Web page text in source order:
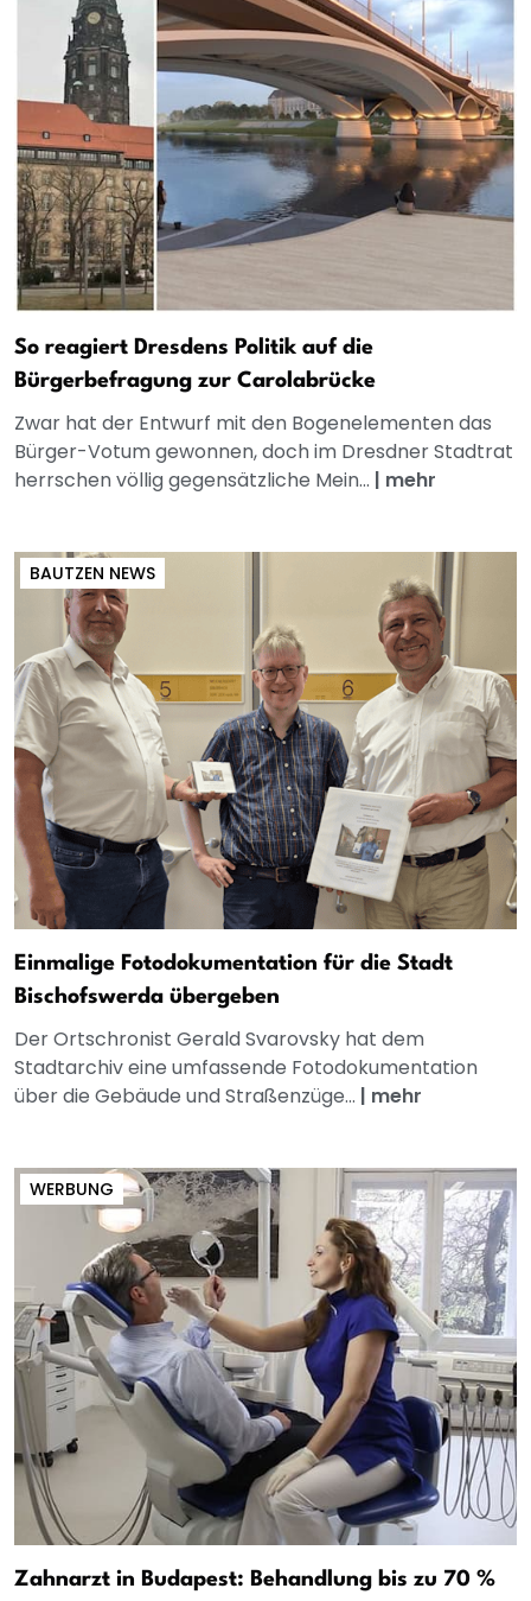
So reagiert Dresdens Politik auf die
Bürgerbefragung zur Carolabrücke
Zwar hat der Entwurf mit den Bogenelementen das
Bürger-Votum gewonnen, doch im Dresdner Stadtrat
herrschen völlig gegensätzliche Mein... | mehr
BAUTZEN NEWS
Einmalige Fotodokumentation für die Stadt
Bischofswerda übergeben
Der Ortschronist Gerald Svarovsky hat dem
Stadtarchiv eine umfassende Fotodokumentation
über die Gebäude und Straßenzüge... | mehr
WERBUNG
Zahnarzt in Budapest: Behandlung bis zu 70 %